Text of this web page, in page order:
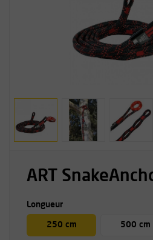
ART
Longueur
250 cm 500 cm